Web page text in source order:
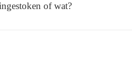
of wat?